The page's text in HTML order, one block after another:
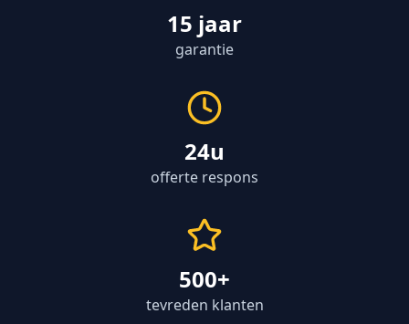
15 jaar
garantie
24u
offerte respons
500+
tevreden klanten